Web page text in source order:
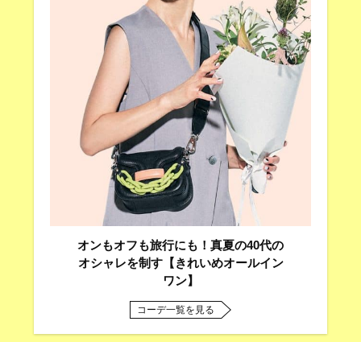
オンもオフも旅行にも！真夏の40代の
オシャレを制す【きれいめオールイン
ワン】
コーデ一覧を見る